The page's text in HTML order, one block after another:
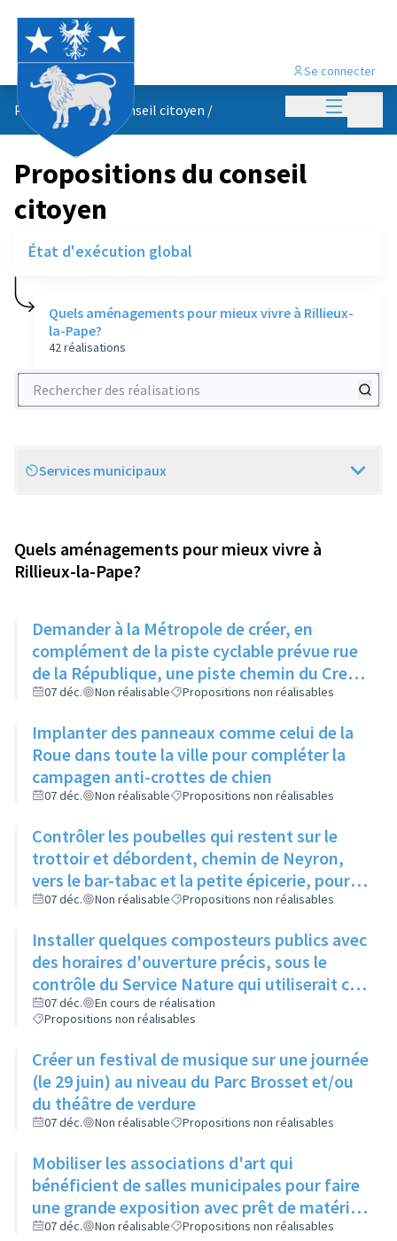
Menu
Se connecter
Propositions du conseil citoyen /
Propositions du conseil
citoyen
État d'exécution global
Quels aménagements pour mieux vivre à Rillieux-
la-Pape?
42 réalisations
Rechercher des réalisations
Scope
Services municipaux
Quels aménagements pour mieux vivre à
Rillieux-la-Pape?
Demander à la Métropole de créer, en
complément de la piste cyclable prévue rue
de la République, une piste chemin du Creux
qui se poursuivrait vers l'UVR TT, là où la
07 déc. Non réalisable Propositions non réalisables
Implanter des panneaux comme celui de la
Roue dans toute la ville pour compléter la
campagen anti-crottes de chien
07 déc. Non réalisable Propositions non réalisables
Contrôler les poubelles qui restent sur le
trottoir et débordent, chemin de Neyron,
vers le bar-tabac et la petite épicerie, pour
qu'elles soient sorties la veille du ramassage
07 déc. Non réalisable Propositions non réalisables
Installer quelques composteurs publics avec
des horaires d'ouverture précis, sous le
contrôle du Service Nature qui utiliserait ce
compost pour l'entretien des espaces verts
de la ville
07 déc.
En cours de réalisation
Propositions non réalisables
Créer un festival de musique sur une journée
(le 29 juin) au niveau du Parc Brosset et/ou
du théâtre de verdure
07 déc. Non réalisable Propositions non réalisables
Mobiliser les associations d'art qui
bénéficient de salles municipales pour faire
une grande exposition avec prêt de matériel
par la ville
07 déc. Non réalisable Propositions non réalisables